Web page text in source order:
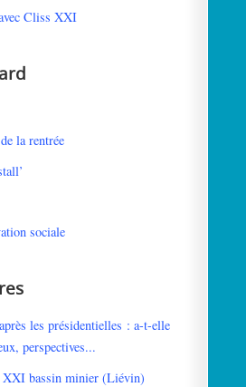
Cliss XXI
la rentrée
sociale
les présidentielles : a-t-elle
perspectives...
XXI bassin minier (Liévin)